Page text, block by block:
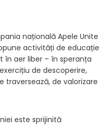
națională Apele Unite
activități de educație
în aer liber – în speranța
de descoperire,
traversează, de valorizare
este sprijinită